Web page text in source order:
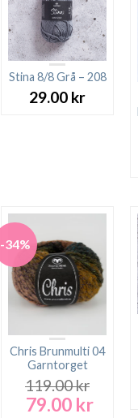
Stina 8/8 Grå – 208
29.00 kr
-34%
Chris Brunmulti 04
Garntorget
119.00kr
Det
79.00 krDet